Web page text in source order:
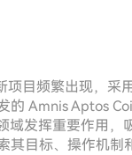
目频繁出现，采
的 Amnis Aptos
域发挥重要作用，
目标、操作机制